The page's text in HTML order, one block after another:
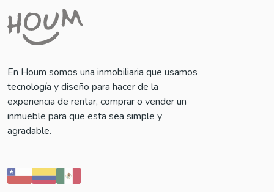
En Houm somos una inmobiliaria que usamos
tecnología y diseño para hacer de la
experiencia de rentar, comprar o vender un
inmueble para que esta sea simple y
agradable.